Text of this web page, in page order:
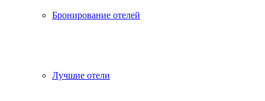
Бронирование отелей
Лучшие отели